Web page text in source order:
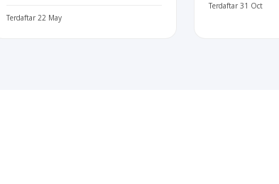
Terdaftar 22 May
Terdaftar 31 Oct